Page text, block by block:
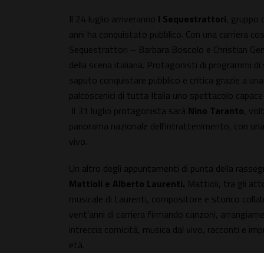
Il 24 luglio arriveranno I Sequestrattori, gruppo
anni ha conquistato pubblico. Con una carriera
Sequestrattori – Barbara Boscolo e Christian
della scena italiana. Protagonisti di programmi
saputo conquistare pubblico e critica grazie a
palcoscenici di tutta Italia uno spettacolo
Il 31 luglio protagonista sarà Nino Taranto,
panorama nazionale dell'intrattenimento, con
vivo.
Un altro degli appuntamenti di punta della
Mattioli e Alberto Laurenti. Mattioli, tra gli
musicale di Laurenti, compositore e storico
vent'anni di carriera firmando canzoni,
intreccia comicità, musica dal vivo, racconti e
età.